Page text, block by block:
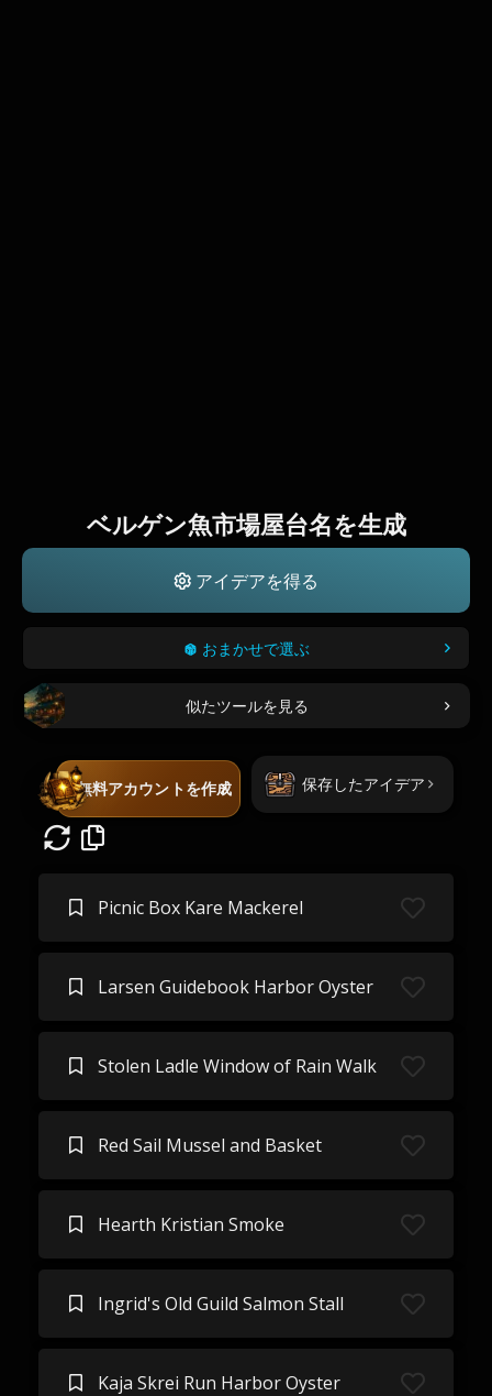
ベルゲン魚市場屋台名を生成
アイデアを得る
おまかせで選ぶ
似たツールを見る
無料アカウントを作成 保存したアイデア
Picnic Box Kare Mackerel
Larsen Guidebook Harbor Oyster
Stolen Ladle Window of Rain Walk
Red Sail Mussel and Basket
Hearth Kristian Smoke
Ingrid's Old Guild Salmon Stall
Kaja Skrei Run Harbor Oyster